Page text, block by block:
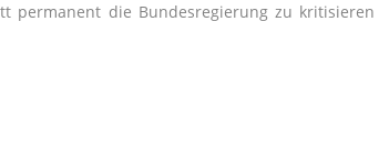
permanent die Bundesregierung zu kritisieren